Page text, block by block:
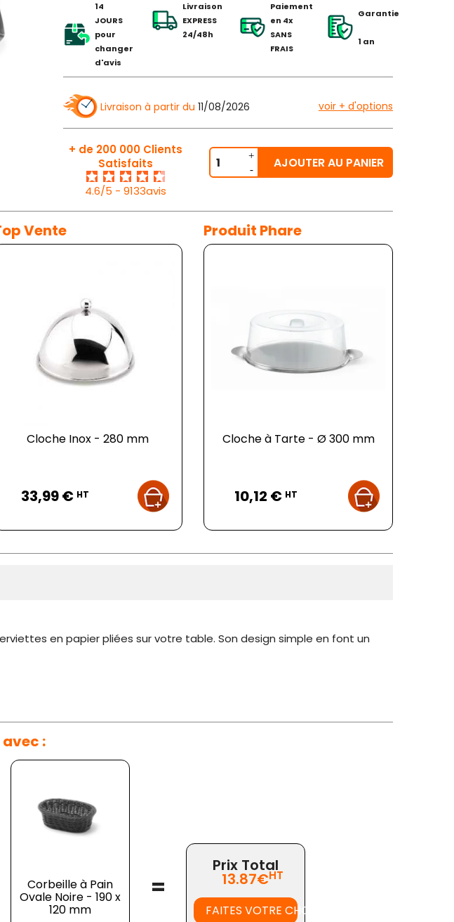
14
JOURS
pour
changer
d'avis
Livraison
EXPRESS
24/48h
Paiement
en 4x
SANS
FRAIS
Garantie
1 an
Livraison à partir du 11/08/2026 voir + d'options
+ de 200 000 Clients
Satisfaits
4.6/5 - 9133avis
AJOUTER AU PANIER
Vente
Cloche Inox - 280 mm
33,99 € HT
Produit Phare
Cloche à Tarte - Ø 300 mm
10,12 € HT
en papier pliées sur votre table. Son design simple en font un
:
Corbeille à Pain
Ovale Noire - 190 x
120 mm
=
Prix Total
13.87€HT
FAITES VOTRE CHOIX